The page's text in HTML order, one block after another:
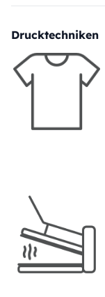
Drucktechniken